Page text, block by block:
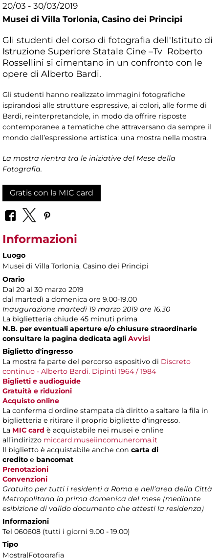
20/03 - 30/03/2019
Musei di Villa Torlonia, Casino dei Principi
Gli studenti del corso di fotografia dell'Istituto di
Istruzione Superiore Statale Cine –Tv Roberto
Rossellini si cimentano in un confronto con le
opere di Alberto Bardi.
Gli studenti hanno realizzato immagini fotografiche
ispirandosi alle strutture espressive, ai colori, alle forme di
Bardi, reinterpretandole, in modo da offrire risposte
contemporanee a tematiche che attraversano da sempre il
mondo dell’espressione artistica: una mostra nella mostra.
La mostra rientra tra le iniziative del Mese della
Fotografia.
Gratis con la MIC card
Informazioni
Luogo
Musei di Villa Torlonia, Casino dei Principi
Orario
Dal 20 al 30 marzo 2019
dal martedì a domenica ore 9.00-19.00
Inaugurazione martedì 19 marzo 2019 ore 16.30
La biglietteria chiude 45 minuti prima
N.B. per eventuali aperture e/o chiusure straordinarie
consultare la pagina dedicata agli Avvisi
Biglietto d'ingresso
La mostra fa parte del percorso espositivo di Discreto
continuo - Alberto Bardi. Dipinti 1964 / 1984
Biglietti e audioguide
Gratuità e riduzioni
Acquisto online
La conferma d'ordine stampata dà diritto a saltare la fila in
biglietteria e ritirare il proprio biglietto d'ingresso.
La MIC card è acquistabile nei musei e online
all’indirizzo miccard.museiincomuneroma.it
​Il biglietto è acquistabile anche con carta di
credito e bancomat
Prenotazioni
Convenzioni
Gratuito per tutti i residenti a Roma e nell’area della Città
Metropolitana la prima domenica del mese (mediante
esibizione di valido documento che attesti la residenza)
Informazioni
Tel 060608 (tutti i giorni 9.00 - 19.00)
Tipo
Mostra|Fotografia